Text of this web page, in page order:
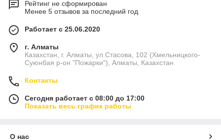
Рейтинг не сформирован
Менее 5 отзывов за последний год
Работает с 25.06.2020
г. Алматы
Казахстан, г. Алматы, ул.Стасова, 102 (Хмельницкого-
Суюнбая р-он "Пожарки"), Алматы, Казахстан
Контакты
Сегодня работает с 08:00 до 17:00
Показать весь график работы
О нас